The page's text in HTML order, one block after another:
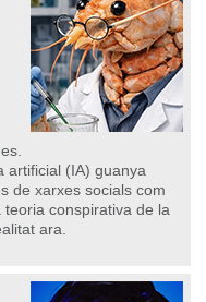
artificial (IA) guanya
de xarxes socials com
conspirativa de la
ara.